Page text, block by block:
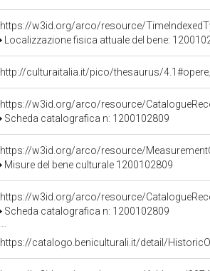
w3id.org/arco/resource/
Localizzazione fisica attuale del bene:
culturaitalia.it/pico/thesaurus/
w3id.org/arco/resource/
Scheda catalografica n: 1200102809
w3id.org/arco/resource/
Misure del bene culturale 1200102809
w3id.org/arco/resource/
Scheda catalografica n: 1200102809
catalogo.beniculturali.it/detail/